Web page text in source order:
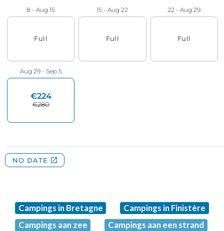
Campings in Bretagne
Campings in Finistère
Campings aan zee
Campings aan een strand